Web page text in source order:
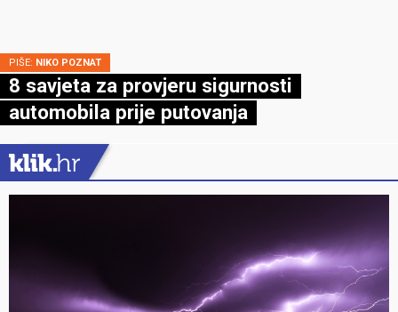
PIŠE: NIKO POZNAT
8 savjeta za provjeru sigurnosti
automobila prije putovanja